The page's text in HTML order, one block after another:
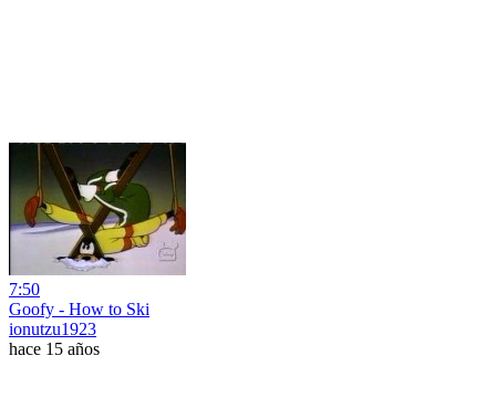
7:50
Goofy - How to Ski
ionutzu1923
hace 15 años